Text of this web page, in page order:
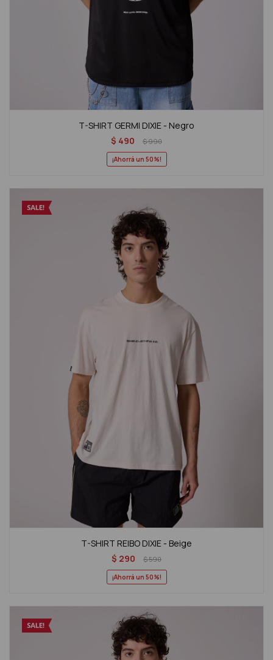
T-SHIRT GERMI DIXIE - Negro
$ 490 $990
50
T-SHIRT REIBO DIXIE - Beige
$ 290 $590
50